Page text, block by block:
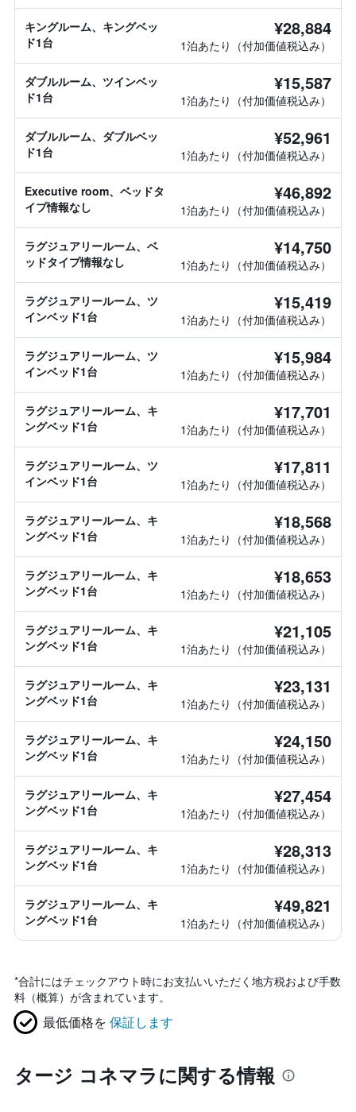
キングルーム、キングベッ
ド1台
¥28,884
1泊あたり（付加価値税込み）
ダブルルーム、ツインベッ
ド1台
¥15,587
1泊あたり（付加価値税込み）
ダブルルーム、ダブルベッ
ド1台
¥52,961
1泊あたり（付加価値税込み）
Executive room、ベッドタ
イプ情報なし
¥46,892
1泊あたり（付加価値税込み）
ラグジュアリールーム、ベ
ッドタイプ情報なし
¥14,750
1泊あたり（付加価値税込み）
ラグジュアリールーム、ツ
インベッド1台
¥15,419
1泊あたり（付加価値税込み）
ラグジュアリールーム、ツ
インベッド1台
¥15,984
1泊あたり（付加価値税込み）
ラグジュアリールーム、キ
ングベッド1台
¥17,701
1泊あたり（付加価値税込み）
ラグジュアリールーム、ツ
インベッド1台
¥17,811
1泊あたり（付加価値税込み）
ラグジュアリールーム、キ
ングベッド1台
¥18,568
1泊あたり（付加価値税込み）
ラグジュアリールーム、キ
ングベッド1台
¥18,653
1泊あたり（付加価値税込み）
ラグジュアリールーム、キ
ングベッド1台
¥21,105
1泊あたり（付加価値税込み）
ラグジュアリールーム、キ
ングベッド1台
¥23,131
1泊あたり（付加価値税込み）
ラグジュアリールーム、キ
ングベッド1台
¥24,150
1泊あたり（付加価値税込み）
ラグジュアリールーム、キ
ングベッド1台
¥27,454
1泊あたり（付加価値税込み）
ラグジュアリールーム、キ
ングベッド1台
¥28,313
1泊あたり（付加価値税込み）
ラグジュアリールーム、キ
ングベッド1台
¥49,821
1泊あたり（付加価値税込み）
*合計にはチェックアウト時にお支払いいただく地方税および手数
料（概算）が含まれています。
最低価格を 保証します
タージ コネマラに関する情報